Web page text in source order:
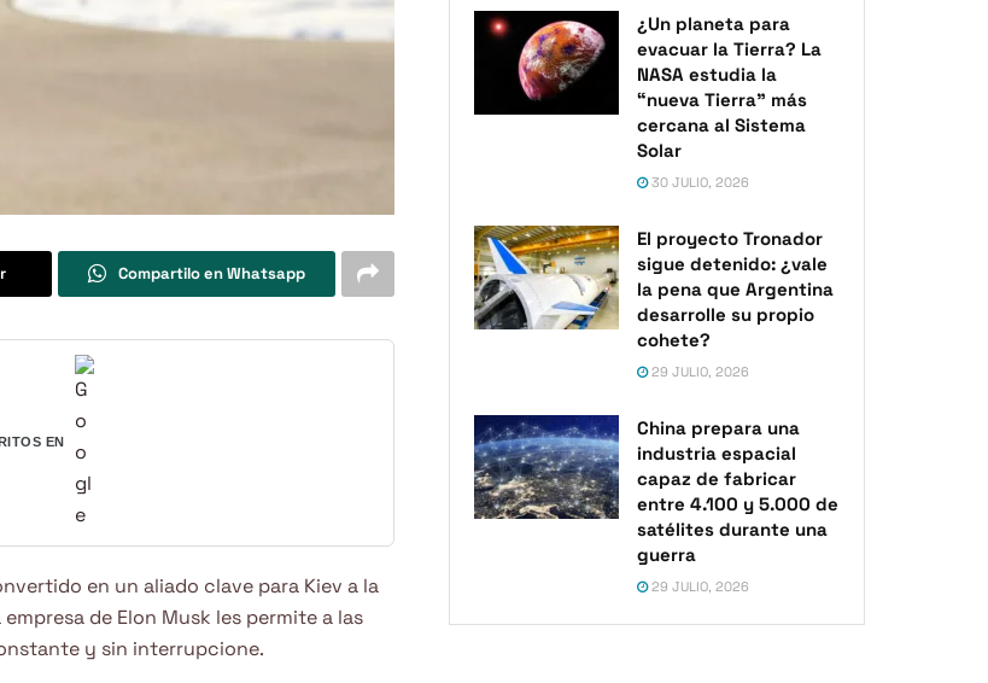
Compartilo en Whatsapp
EN
en un aliado clave para Kiev a la
de Elon Musk les permite a las
y sin interrupcione.
¿Un planeta para
evacuar la Tierra? La
NASA estudia la
“nueva Tierra” más
cercana al Sistema
Solar
30 JULIO, 2026
El proyecto Tronador
sigue detenido: ¿vale
la pena que Argentina
desarrolle su propio
cohete?
29 JULIO, 2026
China prepara una
industria espacial
capaz de fabricar
entre 4.100 y 5.000 de
satélites durante una
guerra
29 JULIO, 2026